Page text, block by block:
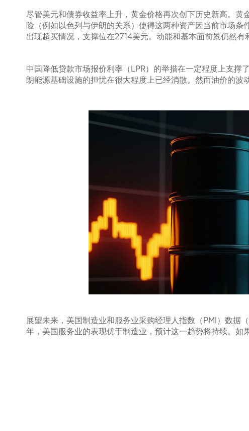
尽管美元和债券收益率上升，黄金价格再次创下历史新高。
险（例如以色列与伊朗的关系）使得这两种资产因当前市场
出现超买情况，支撑位在2714美元。动能和基本面前景仍然有
中国降低贷款市场报价利率（LPR）的举措在一定程度上支
朗能源基础设施的担忧在很大程度上已经消散。然而油价的波
展望未来，美国制造业和服务业采购经理人指数（PMI）数
年，美国服务业的表现优于制造业，预计这一趋势将持续。如